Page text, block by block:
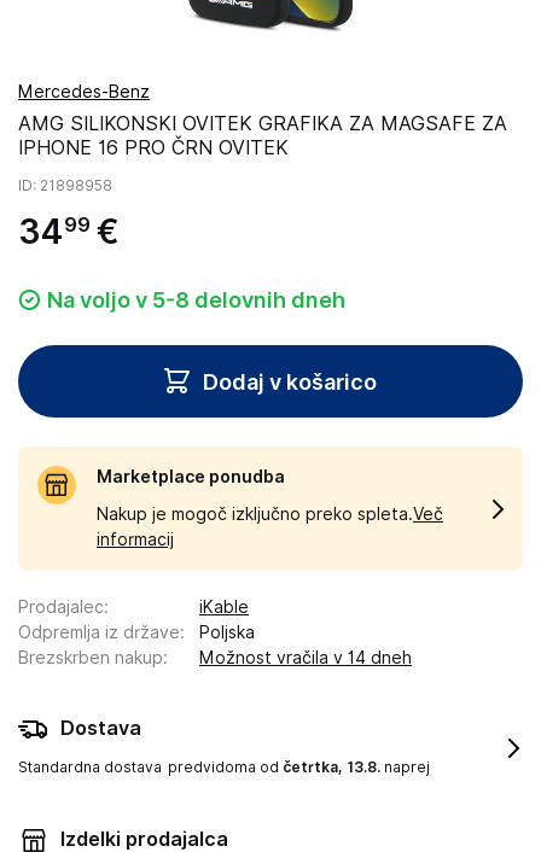
Mercedes-Benz
AMG SILIKONSKI OVITEK GRAFIKA ZA MAGSAFE ZA
IPHONE 16 PRO ČRN OVITEK
ID: 21898958
3499 €
Na voljo v 5-8 delovnih dneh
Dodaj v košarico
Marketplace ponudba
Nakup je mogoč izključno preko spleta.Več
informacij
Prodajalec:
iKable
Odpremlja iz države:
Poljska
Brezskrben nakup: Možnost vračila v 14 dneh
Dostava
Standardna dostava predvidoma od četrtka, 13.8. naprej
Izdelki prodajalca